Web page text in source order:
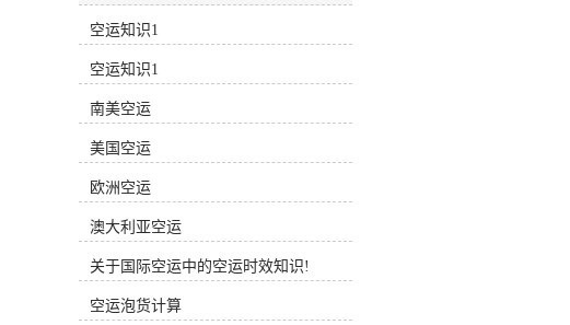
人收到货物的收据，也是托运人与承
运人之间的运输合同，但没有物权凭
二、航空货运单分类 1.按无承运人名
称分类 航空货运单有两种 (1)货运单
（Airline Air Waybill） 印有出票
（issue carrier）航空货运单的名称和
标志(航徽、代码等)。.这种空运单代
表的身份。 (2)中性货运单（Neutral
Air Waybill） 承运人名称和标志的货
运单未提前打印在运单上。这种空运
根据不同的功能进行分类 (1)航空主
运单（Master Air Waybill ，MAWB）
签发的航空运单称为主运单。 (2)航
空运知识1
空运知识1
南美空运
美国空运
欧洲空运
澳大利亚空运
关于国际空运中的空运时效知识!
空运泡货计算